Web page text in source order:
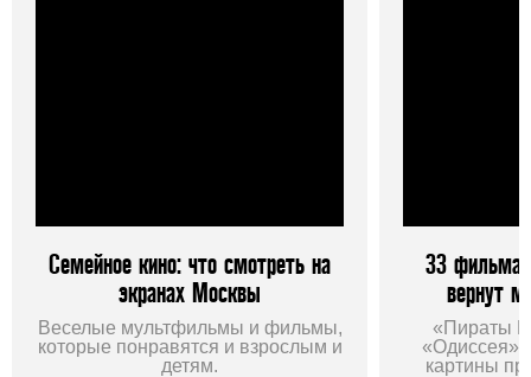
Семейное кино: что смотреть на
экранах Москвы
Веселые мультфильмы и фильмы,
которые понравятся и взрослым и
детям.
33 фильма
вернут
«Пираты
«Одиссея»,
картины